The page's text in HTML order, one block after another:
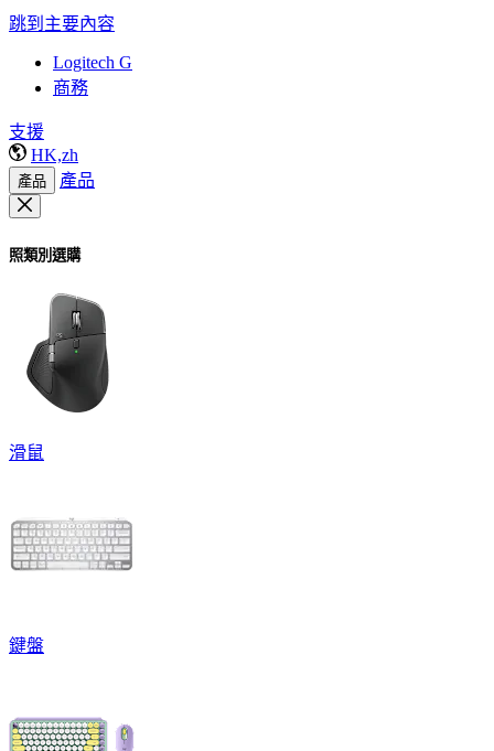
跳到主要內容
Logitech G
商務
支援
HK,zh
產品 產品
照類別選購
滑鼠
鍵盤